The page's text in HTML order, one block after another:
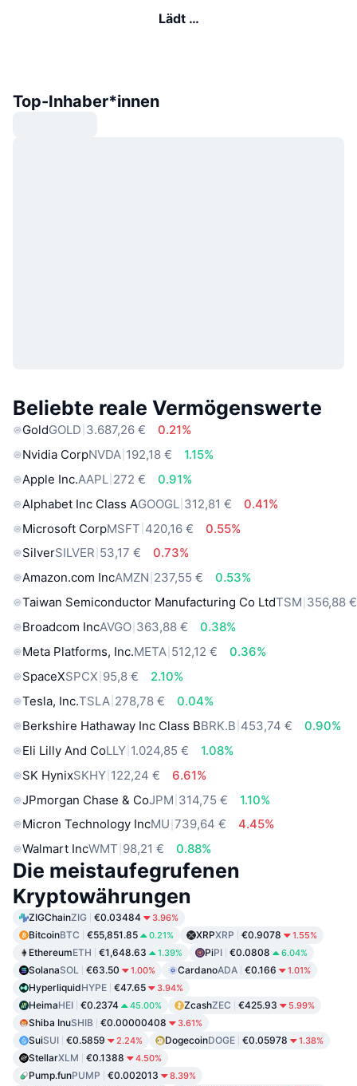
Lädt …
Top-Inhaber*innen
Beliebte reale Vermögenswerte
GoldGOLD 3.687,26 €
0.21%
Nvidia CorpNVDA 192,18 €
1.15%
Apple Inc.AAPL 272 €
0.91%
Alphabet Inc Class AGOOGL 312,81 €
0.41%
Microsoft CorpMSFT 420,16 €
0.55%
SilverSILVER 53,17 €
0.73%
Amazon.com IncAMZN 237,55 €
0.53%
Taiwan Semiconductor Manufacturing Co LtdTSM 356,88 €
Broadcom IncAVGO 363,88 €
0.38%
Meta Platforms, Inc.META 512,12 €
0.36%
SpaceXSPCX 95,8 €
2.10%
Tesla, Inc.TSLA 278,78 €
0.04%
Berkshire Hathaway Inc Class BBRK.B 453,74 €
0.90%
Eli Lilly And CoLLY 1.024,85 €
1.08%
SK HynixSKHY 122,24 €
6.61%
JPmorgan Chase & CoJPM 314,75 €
1.10%
Micron Technology IncMU 739,64 €
4.45%
Walmart IncWMT 98,21 € 0.88%
Die meistaufegrufenen
Kryptowährungen
ZIGChainZIG €0.03484 3.96%
BitcoinBTC €55,851.85 0.21% XRPXRP €0.9078 1.55%
EthereumETH €1,648.63 1.39% PiPI €0.0808 6.04%
SolanaSOL €63.50 1.00% CardanoADA €0.166 1.01%
HyperliquidHYPE €47.65 3.94%
HeimaHEI €0.2374 45.00% ZcashZEC €425.93 5.99%
Shiba InuSHIB €0.00000408 3.61%
SuiSUI €0.5859 2.24% DogecoinDOGE €0.05978 1.38%
StellarXLM €0.1388 4.50%
Pump.funPUMP €0.002013 8.39%